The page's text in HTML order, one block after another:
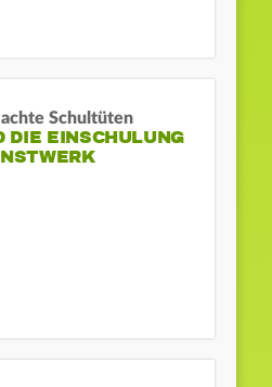
Schultüten
DIE EINSCHULUNG